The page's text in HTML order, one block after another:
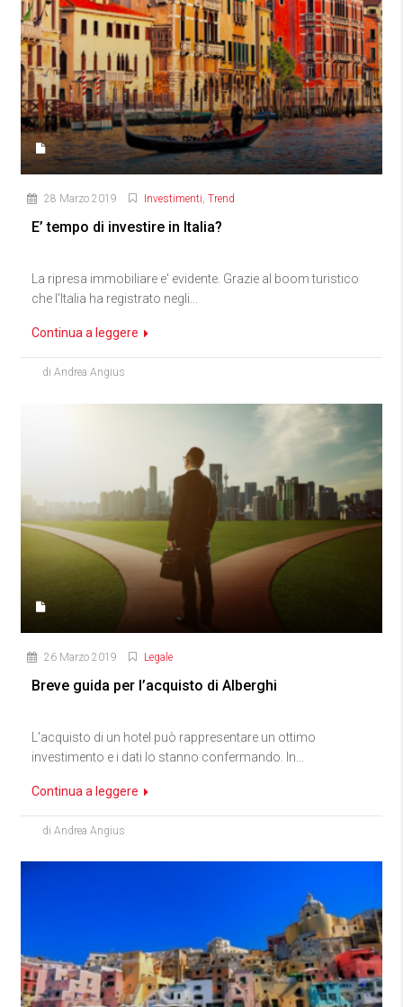
28 Marzo 2019 Investimenti, Trend
E’ tempo di investire in Italia?
La ripresa immobiliare e' evidente. Grazie al boom turistico
che l'Italia ha registrato negli...
Continua a leggere
di Andrea Angius
26 Marzo 2019 Legale
Breve guida per l’acquisto di Alberghi
L'acquisto di un hotel può rappresentare un ottimo
investimento e i dati lo stanno confermando. In...
Continua a leggere
di Andrea Angius